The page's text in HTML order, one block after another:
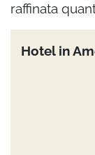
raffinata
Hotel in